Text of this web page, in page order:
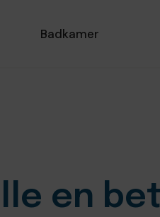
Badkamer
en